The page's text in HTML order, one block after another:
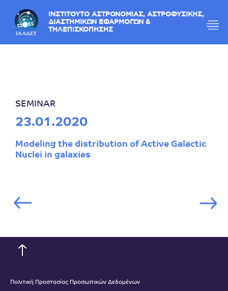
ΙΝΣΤΙΤΟΥΤΟ ΑΣΤΡΟΝΟΜΙΑΣ, ΑΣΤΡΟΦΥΣΙΚΗΣ,
ΔΙΑΣΤΗΜΙΚΩΝ ΕΦΑΡΜΟΓΩΝ &
ΤΗΛΕΠΙΣΚΟΠΗΣΗΣ
SEMINAR
23.01.2020
Modeling the distribution of Active Galactic
Nuclei in galaxies
Πολιτική Προστασίας Προσωπικών Δεδομένων